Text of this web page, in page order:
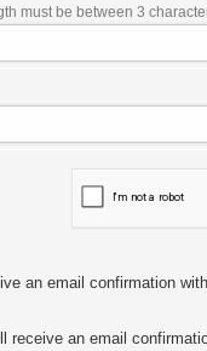
must be between 3
an email confirmation
receive an email